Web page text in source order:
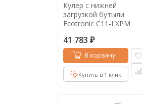
Кулер с нижней
загрузкой бутыли
Ecotronic C11-LXPM
41 783 ₽
В корзину
Купить в 1 клик